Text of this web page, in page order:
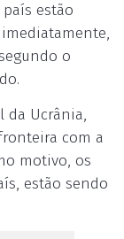
estão
o
da Ucrânia,
com a
motivo, os
estão sendo